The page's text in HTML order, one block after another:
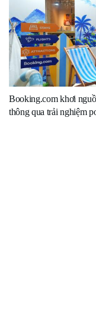
Booking.com khơi
thông qua trải nghiệm